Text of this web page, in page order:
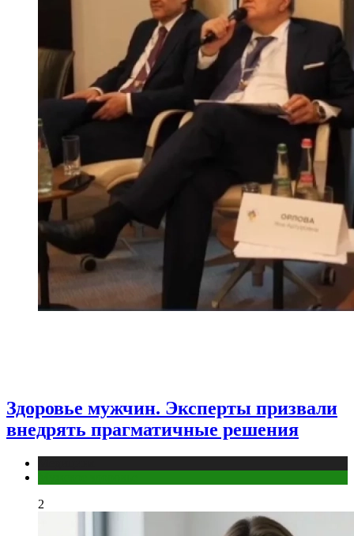
Здоровье мужчин. Эксперты призвали
внедрять прагматичные решения
2